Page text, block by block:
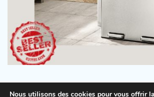
Nous utilisons des cookies pour vous offrir